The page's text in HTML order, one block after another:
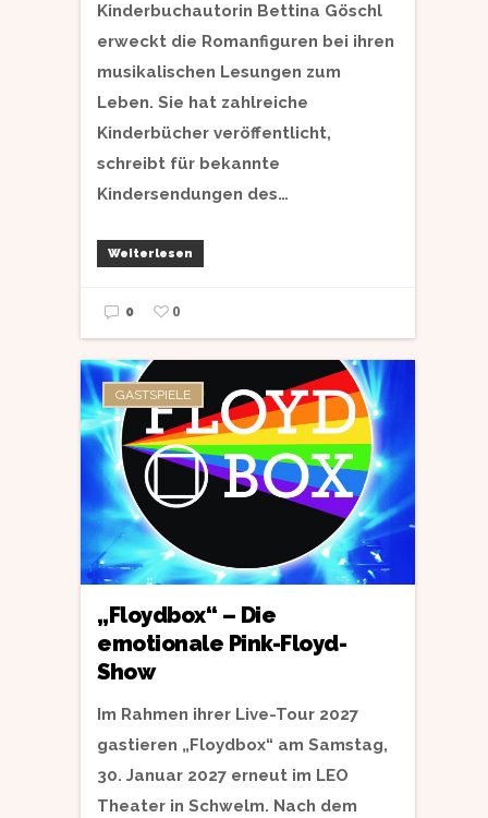
Kinderbuchautorin Bettina Göschl
erweckt die Romanfiguren bei ihren
musikalischen Lesungen zum
Leben. Sie hat zahlreiche
Kinderbücher veröffentlicht,
schreibt für bekannte
Kindersendungen des…
Weiterlesen
0 0
GASTSPIELE
„Floydbox“ – Die
emotionale Pink-Floyd-
Show
Im Rahmen ihrer Live-Tour 2027
gastieren „Floydbox“ am Samstag,
30. Januar 2027 erneut im LEO
Theater in Schwelm. Nach dem